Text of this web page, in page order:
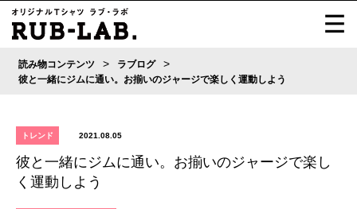
読み物コンテンツ > ラブログ >
彼と一緒にジムに通い。お揃いのジャージで楽しく運動しよう
トレンド 2021.08.05
彼と一緒にジムに通い。お揃いのジャージで楽し
く運動しよう